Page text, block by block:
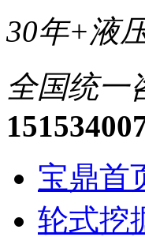
30年+液
全国统一
宝鼎首
轮式挖